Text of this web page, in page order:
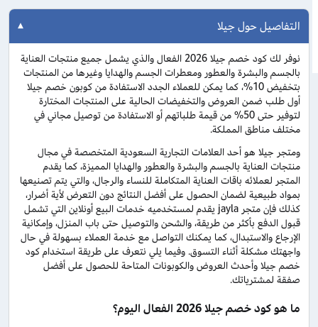
التفاصيل حول جيلا
نوفر لك كود خصم جيلا 2026 الفعال والذي يشمل جميع منتجات العناية
بالجسم والبشرة والعطور ومعطرات الجسم والهدايا وغيرها من المنتجات
بتخفيض 10%، كما يمكن للعملاء الجدد الاستفادة من كوبون خصم جيلا
أول طلب ضمن العروض والتخفيضات الحالية على المنتجات المختارة
لتوفير حتى 50% من قيمة طلباتهم أو الاستفادة من توصيل مجاني في
مختلف مناطق المملكة.
ومتجر جيلا هو أحد العلامات التجارية السعودية المتخصصة في مجال
منتجات العناية بالجسم والبشرة والعطور والهدايا المميزة، كما يقدم
المتجر لعملائه باقات العناية المتكاملة للنساء والرجال، والتي يتم تصنيعها
بمواد طبيعية لضمان الحصول على أفضل النتائج دون التعرض لأية أضرار،
كذلك فإن متجر jayla يقدم لمستخدميه خدمات البيع أونلاين التي تشمل
قبول الدفع بأكثر من طريقة، والشحن والتوصيل حتى باب المنزل، وإمكانية
الإرجاع والاستبدال، كما يمكنك التواصل مع خدمة العملاء بسهولة في حال
واجهتك مشكلة أثناء التسوق. وفيما يلي نتعرف على طريقة استخدام كود
خصم جيلا وأحدث العروض والكوبونات المتاحة للحصول على أفضل
صفقة لمشترياتك.
ما هو كود خصم جيلا 2026 الفعال اليوم؟